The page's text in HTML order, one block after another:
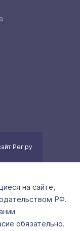
Рег.ру
на сайте,
РФ.
обязательно.